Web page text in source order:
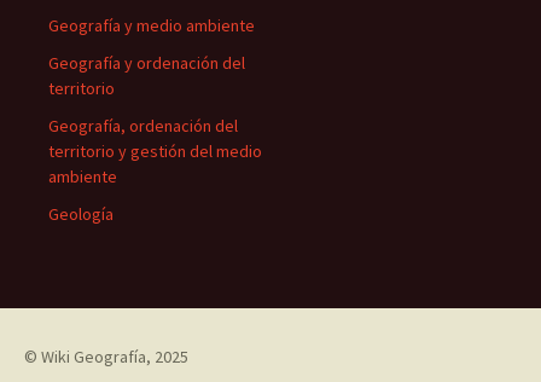
Geografía y medio ambiente
Geografía y ordenación del
territorio
Geografía, ordenación del
territorio y gestión del medio
ambiente
Geología
© Wiki Geografía, 2025